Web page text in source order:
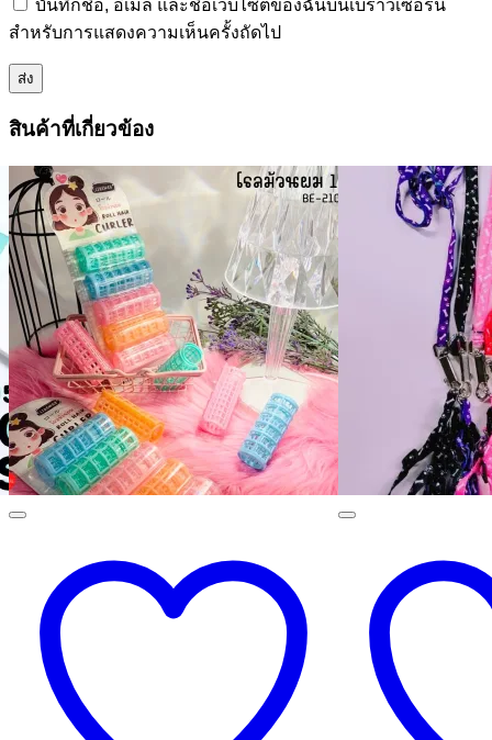
บันทึกชื่อ, อีเมล และชื่อเว็บไซต์ของฉันบนเบราว์เซอร์นี้
สำหรับการแสดงความเห็นครั้งถัดไป
สินค้าที่เกี่ยวข้อง